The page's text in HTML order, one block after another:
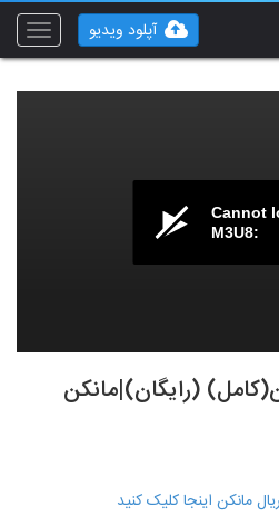
Toggle
آپلود ویدیو
Cannot
M3U8:
(رایگان)|مانکن
اینجا کلیک کنید